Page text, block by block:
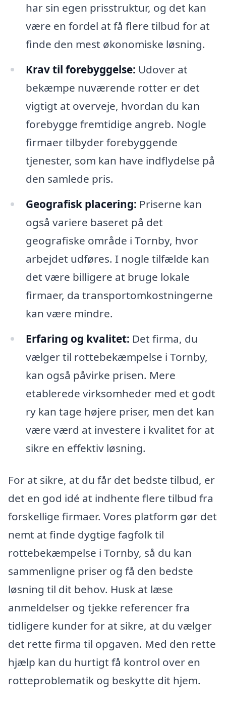
har sin egen prisstruktur, og det kan
være en fordel at få flere tilbud for at
finde den mest økonomiske løsning.
Krav til forebyggelse: Udover at
bekæmpe nuværende rotter er det
vigtigt at overveje, hvordan du kan
forebygge fremtidige angreb. Nogle
firmaer tilbyder forebyggende
tjenester, som kan have indflydelse på
den samlede pris.
Geografisk placering: Priserne kan
også variere baseret på det
geografiske område i Tornby, hvor
arbejdet udføres. I nogle tilfælde kan
det være billigere at bruge lokale
firmaer, da transportomkostningerne
kan være mindre.
Erfaring og kvalitet: Det firma, du
vælger til rottebekæmpelse i Tornby,
kan også påvirke prisen. Mere
etablerede virksomheder med et godt
ry kan tage højere priser, men det kan
være værd at investere i kvalitet for at
sikre en effektiv løsning.
For at sikre, at du får det bedste tilbud, er
det en god idé at indhente flere tilbud fra
forskellige firmaer. Vores platform gør det
nemt at finde dygtige fagfolk til
rottebekæmpelse i Tornby, så du kan
sammenligne priser og få den bedste
løsning til dit behov. Husk at læse
anmeldelser og tjekke referencer fra
tidligere kunder for at sikre, at du vælger
det rette firma til opgaven. Med den rette
hjælp kan du hurtigt få kontrol over en
rotteproblematik og beskytte dit hjem.